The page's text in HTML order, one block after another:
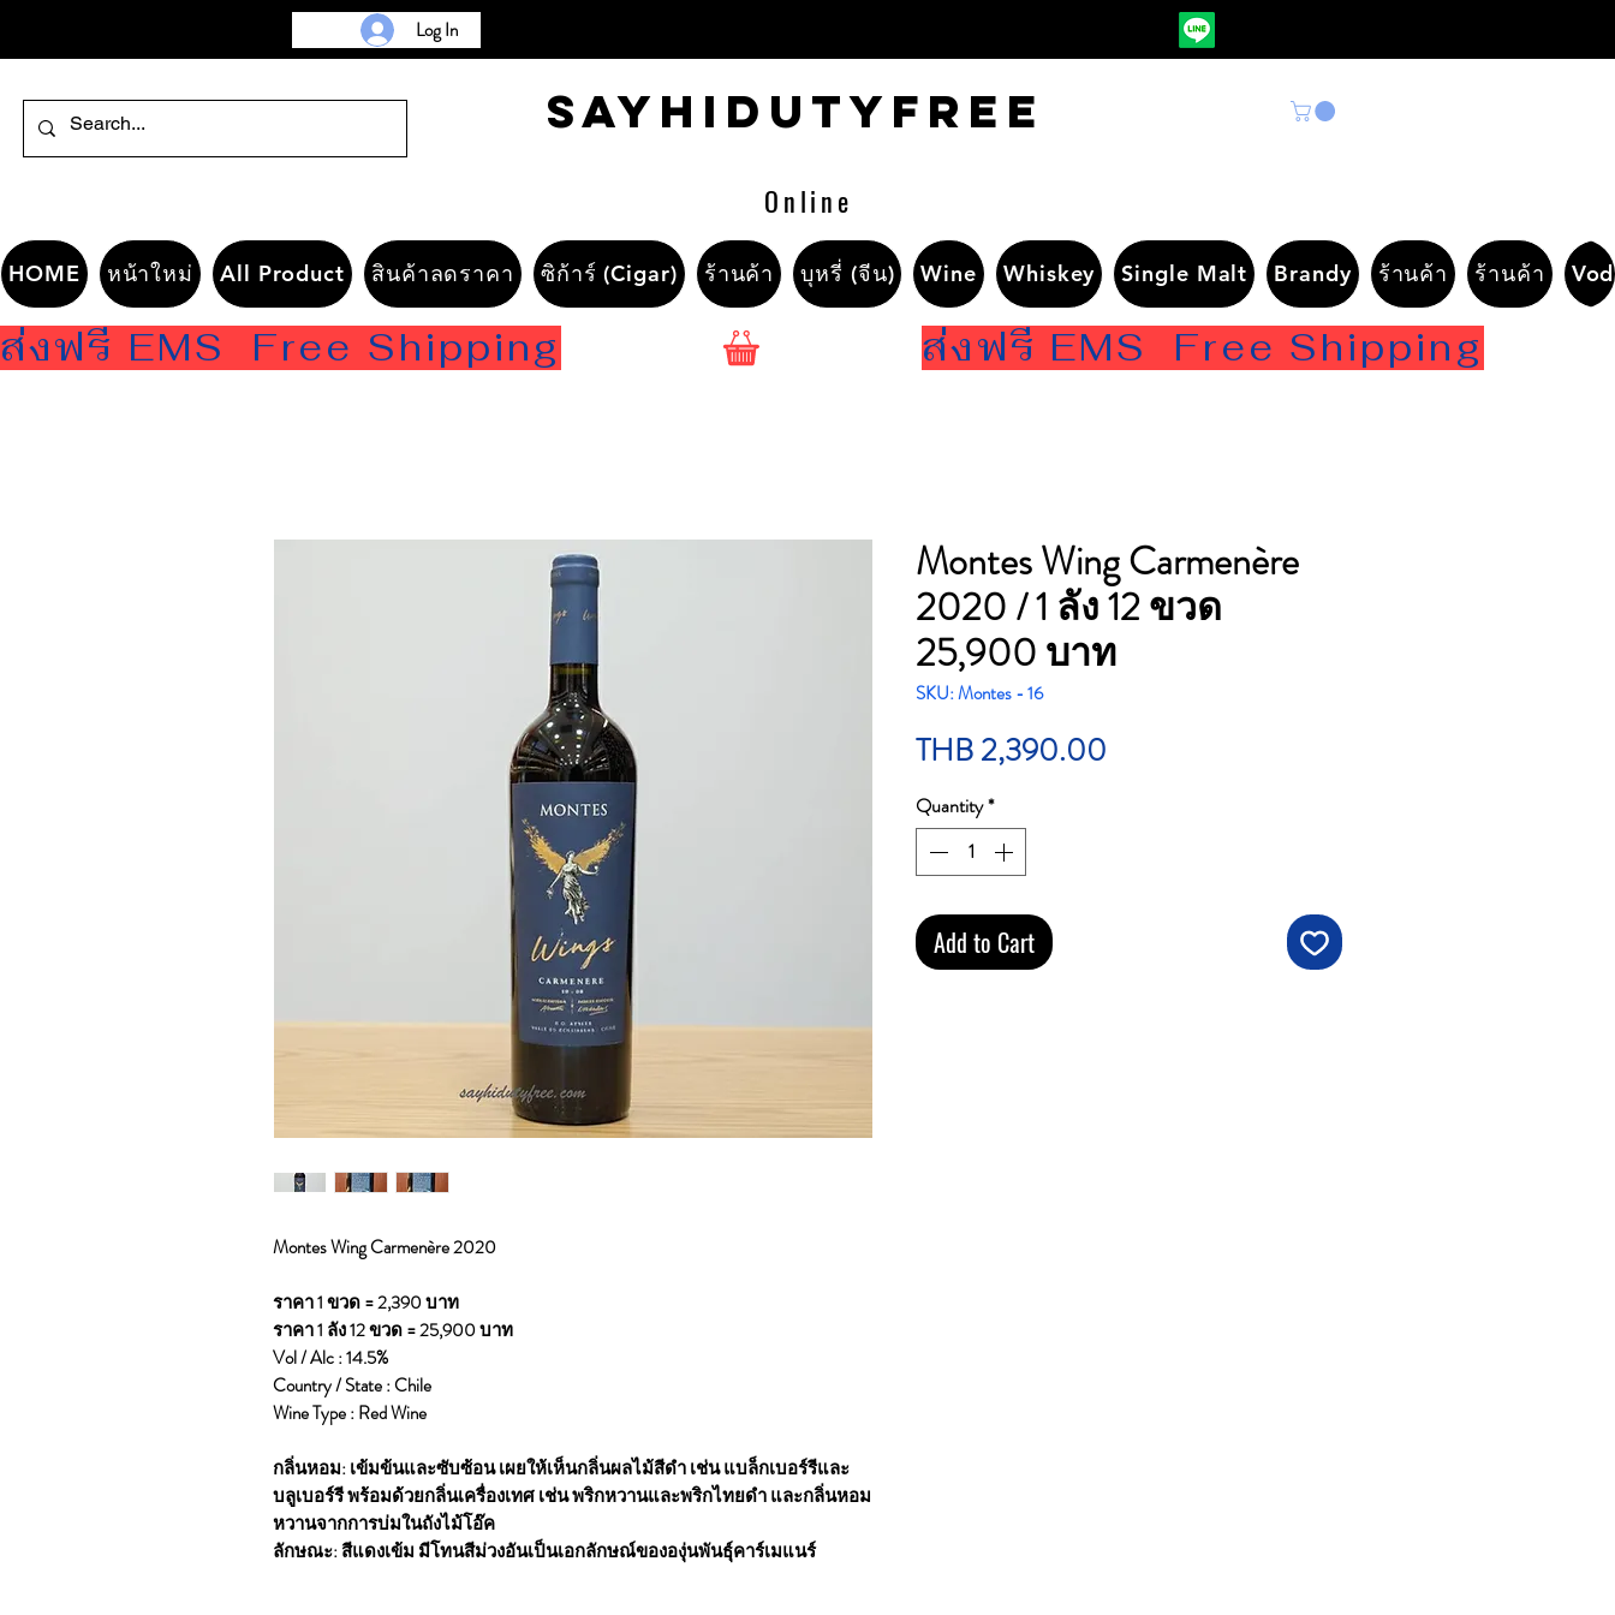
Log In
Sayhidutyfree
Online
HOME หน้าใหม่ All Product สินค้าลดราคา ซิก้าร์ (Cigar) ร้านค้า บุหรี่ (จีน) Wine Whiskey Single Malt Brandy ร้านค้า ร้านค้า
ส่งฟรี EMS  Free Shipping
Montes Wing Carmenère 2020
ราคา 1 ขวด = 2,390 บาท
ราคา 1 ลัง 12 ขวด = 25,900 บาท
Vol / Alc : 14.5%
Country / State : Chile
Wine Type : Red Wine
กลิ่นหอม: เข้มข้นและซับซ้อน เผยให้เห็นกลิ่นผลไม้สีดำ เช่น แบล็กเบอร์รีและ
บลูเบอร์รี พร้อมด้วยกลิ่นเครื่องเทศ เช่น พริกหวานและพริกไทยดำ และกลิ่นหอม
หวานจากการบ่มในถังไม้โอ๊ค
ลักษณะ: สีแดงเข้ม มีโทนสีม่วงอันเป็นเอกลักษณ์ขององุ่นพันธุ์คาร์เมแนร์
Montes Wing Carmenère
2020 / 1 ลัง 12 ขวด
25,900 บาท
SKU: Montes - 16
THB 2,390.00
Quantity*
Add to Cart